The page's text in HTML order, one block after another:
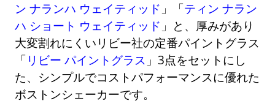
ン ナランハ ウェイティッド 」「ティン ナラン
ハ ショート ウェイティッド 」と、厚みがあり
大変割れにくいリビー社の定番パイントグラス
「 リビー パイントグラス 」3点をセットにし
た、シンプルでコストパフォーマンスに優れた
ボストンシェーカーです。